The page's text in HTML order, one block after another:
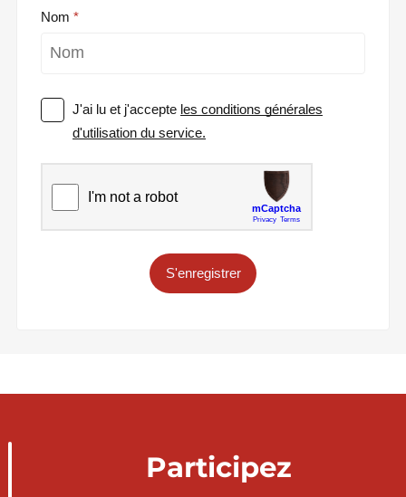
Nom
J'ai lu et j'accepte les conditions générales
d'utilisation du service.
S'enregistrer
Participez